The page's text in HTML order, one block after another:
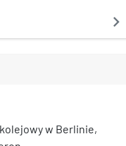
navigate_next
w Berlinie,